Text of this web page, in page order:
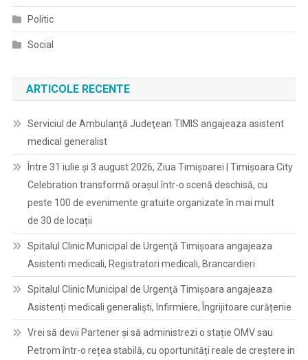
Politic
Social
ARTICOLE RECENTE
Serviciul de Ambulanţă Judeţean TIMIS angajeaza asistent
medical generalist
Între 31 iulie și 3 august 2026, Ziua Timișoarei | Timișoara City
Celebration transformă orașul într-o scenă deschisă, cu
peste 100 de evenimente gratuite organizate în mai mult
de 30 de locații
Spitalul Clinic Municipal de Urgenţă Timişoara angajeaza
Asistenti medicali, Registratori medicali, Brancardieri
Spitalul Clinic Municipal de Urgenţă Timişoara angajeaza
Asistenți medicali generaliști, Infirmiere, Îngrijitoare curățenie
Vrei să devii Partener și să administrezi o stație OMV sau
Petrom într-o rețea stabilă, cu oportunități reale de creștere in